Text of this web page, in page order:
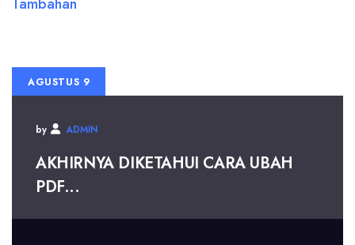
AGUSTUS 9
by ADMIN
AKHIRNYA DIKETAHUI CARA UBAH
PDF...